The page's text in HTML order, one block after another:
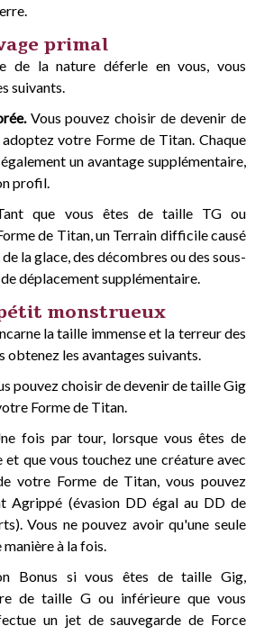
primal
de la nature déferle en vous, vous
suivants.
Vous pouvez choisir de devenir de
votre Forme de Titan. Chaque
un avantage supplémentaire,
profil.
que vous êtes de taille TG ou
de Titan, un Terrain difficile causé
la glace, des décombres ou des sous-
déplacement supplémentaire.
monstrueux
la taille immense et la terreur des
obtenez les avantages suivants.
pouvez choisir de devenir de taille Gig
Forme de Titan.
fois par tour, lorsque vous êtes de
que vous touchez une créature avec
votre Forme de Titan, vous pouvez
Agrippé (évasion DD égal au DD de
Vous ne pouvez avoir qu'une seule
à la fois.
Bonus si vous êtes de taille Gig,
de taille G ou inférieure que vous
un jet de sauvegarde de Force